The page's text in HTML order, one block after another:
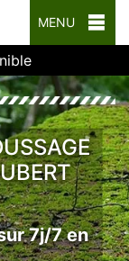
MENU
7j/7 en